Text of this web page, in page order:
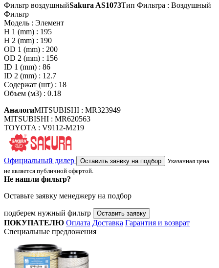
Фильтр воздушныйSakura AS1073Тип Фильтра : Воздушный
Фильтр
Модель : Элемент
H 1 (mm) : 195
H 2 (mm) : 190
OD 1 (mm) : 200
OD 2 (mm) : 156
ID 1 (mm) : 86
ID 2 (mm) : 12.7
Содержат (шт) : 18
Объем (м3) : 0.18
АналогиMITSUBISHI : MR323949
MITSUBISHI : MR620563
TOYOTA : V9112-M219
Официальный дилер Оставить заявку на подбор
Указанная цена
не является публичной офертой.
Не нашли фильтр?
Оставьте заявку менеджеру на подбор
подберем нужный фильтр Оставить заявку
ПОКУПАТЕЛЮ Оплата Доставка Гарантия и возврат
Специальные предложения